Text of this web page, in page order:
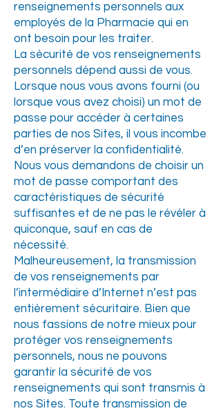
renseignements personnels aux
employés de la Pharmacie qui en
ont besoin pour les traiter.
La sécurité de vos renseignements
personnels dépend aussi de vous.
Lorsque nous vous avons fourni (ou
lorsque vous avez choisi) un mot de
passe pour accéder à certaines
parties de nos Sites, il vous incombe
d’en préserver la confidentialité.
Nous vous demandons de choisir un
mot de passe comportant des
caractéristiques de sécurité
suffisantes et de ne pas le révéler à
quiconque, sauf en cas de
nécessité.
Malheureusement, la transmission
de vos renseignements par
l’intermédiaire d’Internet n’est pas
entièrement sécuritaire. Bien que
nous fassions de notre mieux pour
protéger vos renseignements
personnels, nous ne pouvons
garantir la sécurité de vos
renseignements qui sont transmis à
nos Sites. Toute transmission de